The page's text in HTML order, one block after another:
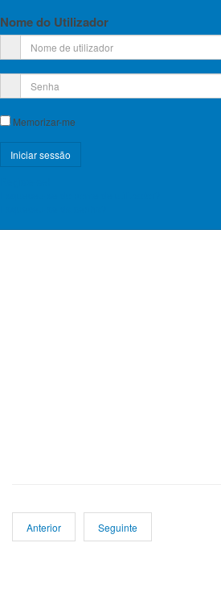
Nome do Utilizador
Memorizar-me
Anterior Seguinte